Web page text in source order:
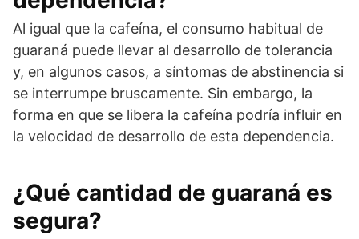
Al igual que la cafeína, el consumo habitual de
guaraná puede llevar al desarrollo de tolerancia
y, en algunos casos, a síntomas de abstinencia si
se interrumpe bruscamente. Sin embargo, la
forma en que se libera la cafeína podría influir en
la velocidad de desarrollo de esta dependencia.
¿Qué cantidad de guaraná es
segura?